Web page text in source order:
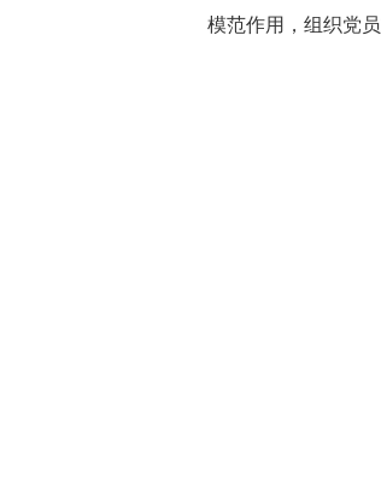
模范作用，组织党